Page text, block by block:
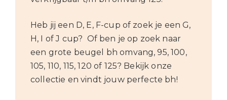
Heb jij een D, E, F-cup of zoek je een G,
H, I of J cup? Of ben je op zoek naar
een grote beugel bh omvang, 95, 100,
105, 110, 115, 120 of 125? Bekijk onze
collectie en vindt jouw perfecte bh!